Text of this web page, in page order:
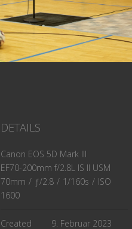
DETAILS
Canon EOS 5D Mark III
EF70-200mm f/2.8L IS II USM
70mm / ƒ/2.8 / 1/160s / ISO
1600
Created 9. Februar 2023